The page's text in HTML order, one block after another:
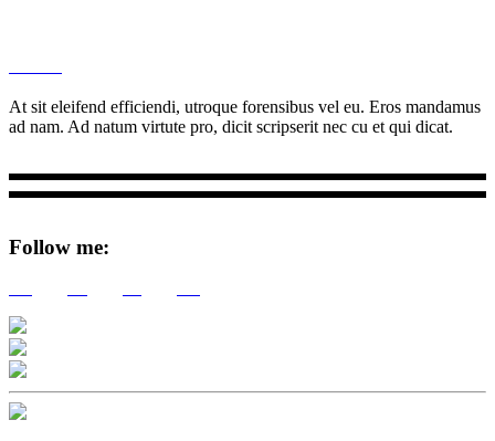
At sit eleifend efficiendi, utroque forensibus vel eu. Eros mandamus
ad nam. Ad natum virtute pro, dicit scripserit nec cu et qui dicat.
Follow me: